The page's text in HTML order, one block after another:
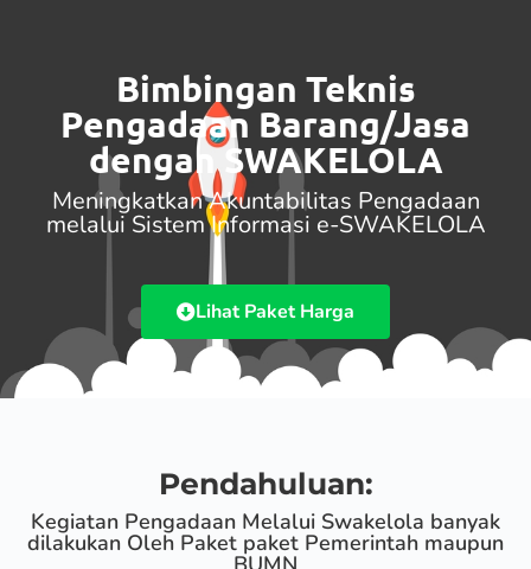
Bimbingan Teknis
Pengadaan Barang/Jasa
dengan SWAKELOLA
Meningkatkan Akuntabilitas Pengadaan
melalui Sistem Informasi e-SWAKELOLA
Lihat Paket Harga
Pendahuluan:
Kegiatan Pengadaan Melalui Swakelola banyak
dilakukan Oleh Paket paket Pemerintah maupun